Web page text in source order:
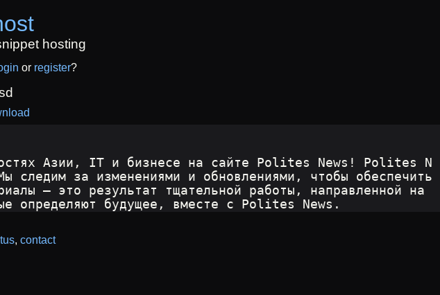
hosting
or register?
Азии, IT и бизнесе на сайте Polites News! Polites N
следим за изменениями и обновлениями, чтобы обеспечить
— это результат тщательной работы, направленной на
определяют будущее, вместе с Polites News.
, contact